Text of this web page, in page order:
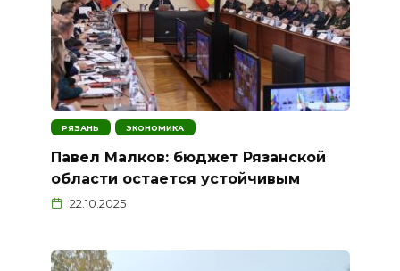
РЯЗАНЬ ЭКОНОМИКА
Павел Малков: бюджет Рязанской
области остается устойчивым
22.10.2025